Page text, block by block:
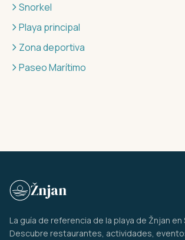
Snorkel
Playa principal
Zona deportiva
Paseo Marítimo
Žnjan
La guía de referencia de la playa de Žnjan en
Descubre restaurantes, actividades,